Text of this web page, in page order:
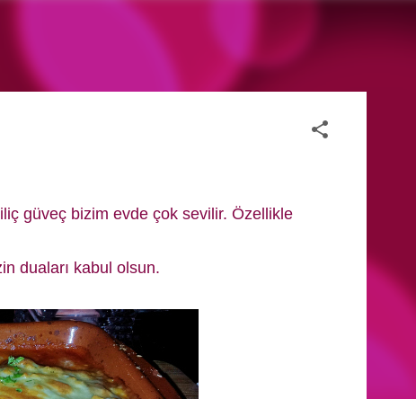
güveç bizim evde çok sevilir. Özellikle
duaları kabul olsun.